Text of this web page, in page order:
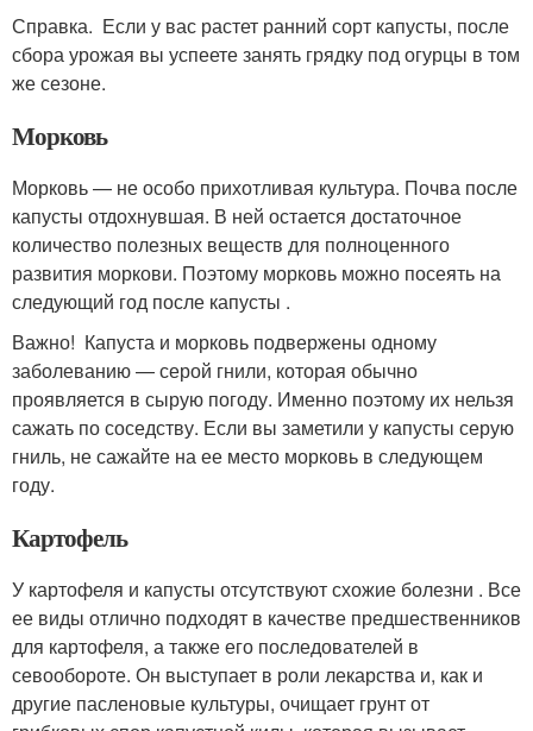
Справка. Если у вас растет ранний сорт капусты, после
сбора урожая вы успеете занять грядку под огурцы в том
же сезоне.
Морковь
Морковь — не особо прихотливая культура. Почва после
капусты отдохнувшая. В ней остается достаточное
количество полезных веществ для полноценного
развития моркови. Поэтому морковь можно посеять на
следующий год после капусты .
Важно! Капуста и морковь подвержены одному
заболеванию — серой гнили, которая обычно
проявляется в сырую погоду. Именно поэтому их нельзя
сажать по соседству. Если вы заметили у капусты серую
гниль, не сажайте на ее место морковь в следующем
году.
Картофель
У картофеля и капусты отсутствуют схожие болезни . Все
ее виды отлично подходят в качестве предшественников
для картофеля, а также его последователей в
севообороте. Он выступает в роли лекарства и, как и
другие пасленовые культуры, очищает грунт от